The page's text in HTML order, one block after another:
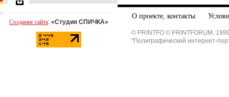
Создание сайта: «Студия СПИЧКА»
О проекте, контакты
© PRINTFO © PRINTFORUM,
"Полиграфический интернет-